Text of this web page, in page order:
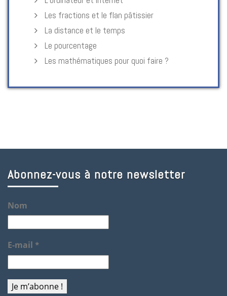
Les fractions et le flan pâtissier
La distance et le temps
Le pourcentage
Les mathématiques pour quoi faire ?
Abonnez-vous à notre newsletter
Nom
E-mail *